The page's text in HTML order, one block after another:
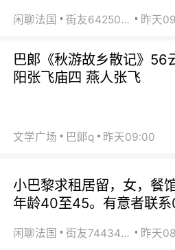
闲聊法国 街友64250024 昨天
巴郞《秋游故乡散记》56
阳张飞庙四 燕人张飞
文学广场 巴郞q 昨天09:00
小巴黎求租居留，女，餐
年龄40至45。有意者联
闲聊法国 街友74434350 昨天